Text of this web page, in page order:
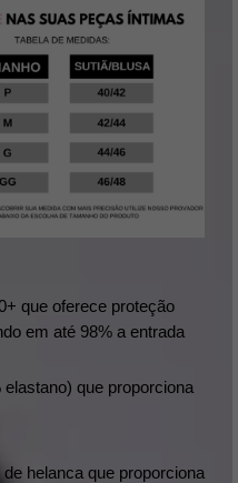
que oferece proteção
em até 98% a entrada
elastano) que proporciona
de helanca que proporciona